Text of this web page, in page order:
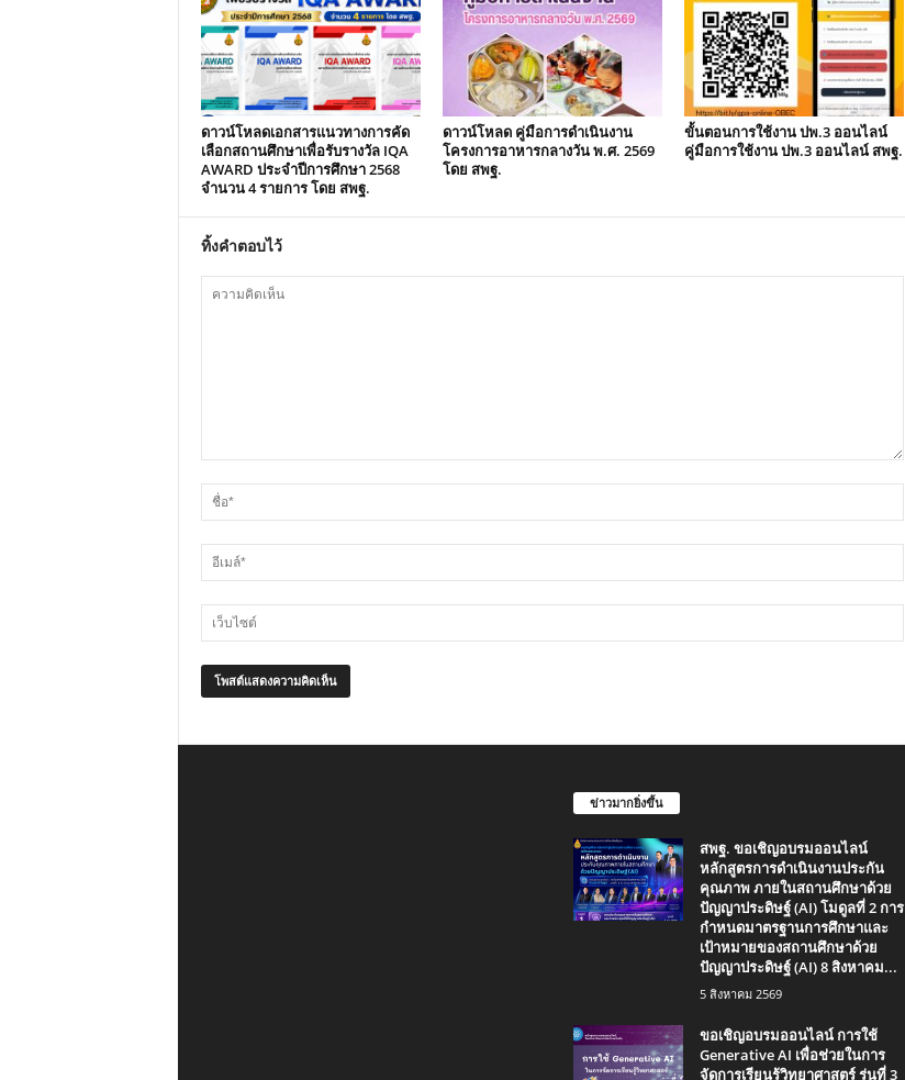
ดาวน์โหลดเอกสารแนวทางการคัด
เลือกสถานศึกษาเพื่อรับรางวัล IQA
AWARD ประจำปีการศึกษา 2568
จำนวน 4 รายการ โดย สพฐ.
ดาวน์โหลด คู่มือการดำเนินงาน
โครงการอาหารกลางวัน พ.ศ. 2569
โดย สพฐ.
ขั้นตอนการใช้งาน ปพ.3 ออนไลน์
คู่มือการใช้งาน ปพ.3 ออนไลน์ สพฐ.
ทิ้งคำตอบไว้
ข่าวมากยิ่งขึ้น
สพฐ. ขอเชิญอบรมออนไลน์
หลักสูตรการดำเนินงานประกัน
คุณภาพ ภายในสถานศึกษาด้วย
ปัญญาประดิษฐ์ (AI) โมดูลที่ 2 การ
กำหนดมาตรฐานการศึกษาและ
เป้าหมายของสถานศึกษาด้วย
ปัญญาประดิษฐ์ (AI) 8 สิงหาคม...
5 สิงหาคม 2569
ขอเชิญอบรมออนไลน์ การใช้
Generative AI เพื่อช่วยในการ
จัดการเรียนรู้วิทยาศาสตร์ รุ่นที่ 3